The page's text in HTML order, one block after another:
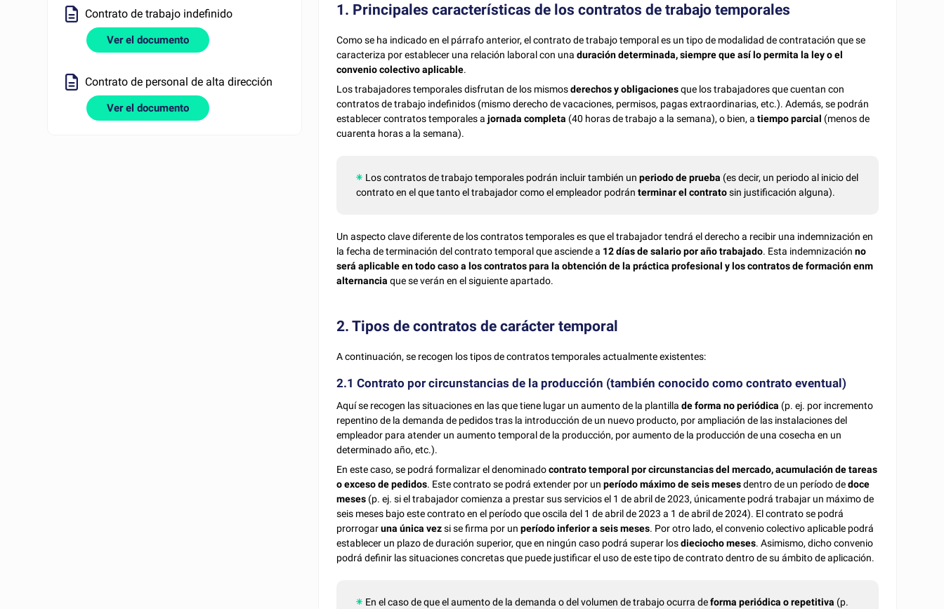
Contrato de trabajo indefinido
Ver el documento
Contrato de personal de alta dirección
Ver el documento
1. Principales características de los contratos de trabajo temporales
Como se ha indicado en el párrafo anterior, el contrato de trabajo temporal es un tipo de modalidad de contratación que se
caracteriza por establecer una relación laboral con unaduración determinada, siempre queasí lo permita la ley o el
convenio colectivo aplicable.
Los trabajadores temporales disfrutan de los mismosderechos y obligacionesque los trabajadores que cuentan con
contratos de trabajo indefinidos (mismo derecho de vacaciones, permisos, pagas extraordinarias, etc.). Además, se podrán
establecer contratos temporales ajornada completa (40 horas de trabajo a la semana), o bien, atiempo parcial (menos de
cuarenta horas a la semana).
Los contratos de trabajo temporales podrán incluir también unperiodo de prueba (es decir, un periodo al inicio del
contrato en el que tanto el trabajador como el empleador podrán terminar el contratosin justificación alguna).
Un aspecto clave diferente de los contratos temporales es que el trabajador tendrá el derecho a recibir una indemnización en
la fecha de terminación del contrato temporal que asciende a 12 días de salario por año trabajado. Esta indemnizaciónno
será aplicable en todo caso a los contratos para la obtención de la práctica profesional y los contratos de formación enm
alternanciaque se verán en el siguiente apartado.
2. Tipos de contratos de carácter temporal
A continuación, se recogen los tipos de contratos temporales actualmente existentes:
2.1 Contrato por circunstancias de la producción (también conocido como contrato eventual)
Aquí se recogen las situaciones en las que tiene lugar un aumento de la plantilla de forma no periódica (p. ej. por incremento
repentino de la demanda de pedidos tras la introducción de un nuevo producto, por ampliación de las instalaciones del
empleador para atender un aumento temporal de la producción, por aumento de la producción de una cosecha en un
determinado año, etc.).
En este caso, se podrá formalizar el denominadocontrato temporal por circunstancias del mercado, acumulación de tareas
o exceso de pedidos. Este contrato se podrá extender por un período máximo de seis mesesdentro de un período dedoce
meses (p. ej. si el trabajador comienza a prestar sus servicios el 1 de abril de 2023, únicamente podrá trabajar un máximo de
seis meses bajo este contrato en el período que oscila del 1 de abril de 2023 a 1 de abril de 2024). El contrato se podrá
prorrogaruna única vezsi se firma por un período inferior a seis meses. Por otro lado, el convenio colectivo aplicable podrá
establecer un plazo de duración superior, que en ningún caso podrá superar losdieciochomeses. Asimismo, dicho convenio
podrá definir las situaciones concretas que puede justificar el uso de este tipo de contrato dentro de su ámbito de aplicación.
En el caso de que el aumento de la demanda o del volumen de trabajo ocurra deforma periódica o repetitiva (p.